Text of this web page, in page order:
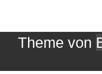
Theme von